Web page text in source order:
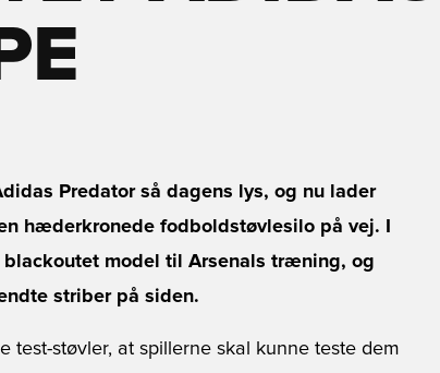
Predator så dagens lys, og nu lader
hæderkronede fodboldstøvlesilo på vej. I
model til Arsenals træning, og
striber på siden.
test-støvler, at spillerne skal kunne teste dem